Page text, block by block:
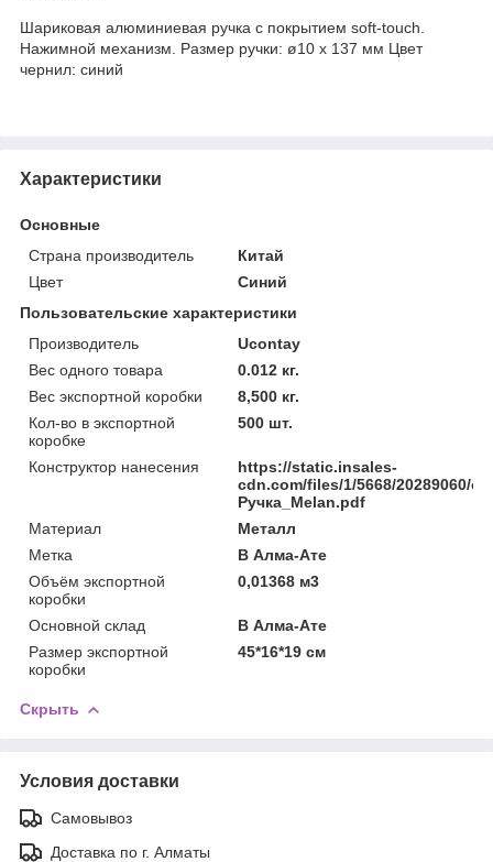
Шариковая алюминиевая ручка с покрытием soft-touch.
Нажимной механизм. Размер ручки: ø10 x 137 мм Цвет
чернил: синий
Характеристики
Основные
Страна производитель
Китай
Цвет
Синий
Пользовательские характеристики
Производитель
Ucontay
Вес одного товара
0.012 кг.
Вес экспортной коробки
8,500 кг.
Кол-во в экспортной
коробке
500 шт.
Конструктор нанесения
https://static.insales-
cdn.com/files/1/5668/20289060/
Ручка_Melan.pdf
Материал
Металл
Метка
В Алма-Ате
Объём экспортной
коробки
0,01368 м3
Основной склад
В Алма-Ате
Размер экспортной
коробки
45*16*19 см
Скрыть
Условия доставки
Самовывоз
Доставка по г. Алматы